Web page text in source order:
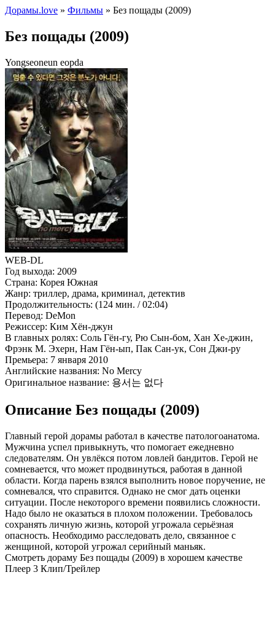
Дорамы.love » Фильмы » Без пощады (2009)
Без пощады (2009)
Yongseoneun eopda
WEB-DL
Год выхода: 2009
Страна: Корея Южная
Жанр: триллер, драма, криминал, детектив
Продолжительность: (124 мин. / 02:04)
Перевод: DeMon
Режиссер: Ким Хён-джун
В главных ролях: Соль Гён-гу, Рю Сын-бом, Хан Хе-джин,
Фрэнк М. Эхерн, Нам Гён-ып, Пак Сан-ук, Сон Джи-ру
Премьера: 7 января 2010
Английские названия: No Mercy
Оригинальное название: 용서는 없다
Описание Без пощады (2009)
Главный герой дорамы работал в качестве патологоанатома.
Мужчина успел привыкнуть, что помогает ежедневно
следователям. Он увлёкся потом ловлей бандитов. Герой не
сомневается, что может продвинуться, работая в данной
области. Когда парень взялся выполнить новое поручение, не
сомневался, что справится. Однако не смог дать оценки
ситуации. После некоторого времени появились сложности.
Надо было не оказаться в плохом положении. Требовалось
сохранять личную жизнь, которой угрожала серьёзная
опасность. Необходимо расследовать дело, связанное с
женщиной, которой угрожал серийный маньяк.
Смотреть дораму Без пощады (2009) в хорошем качестве
Плеер 3 Клип/Трейлер